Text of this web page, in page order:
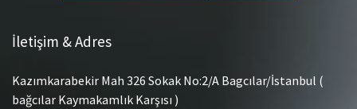
İletişim & Adres
Kazımkarabekir Mah 326 Sokak No:2/A Bagcılar/İstanbul (
bağcılar Kaymakamlık Karşısı )